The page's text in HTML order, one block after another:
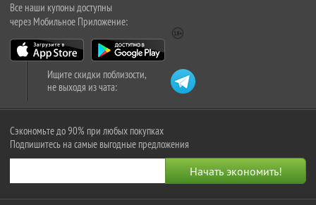
Все наши купоны доступны
через Мобильное Приложение:
Ищите скидки поблизости,
не выходя из чата:
Сэкономьте до 90% при любых покупках
Подпишитесь на самые выгодные предложения